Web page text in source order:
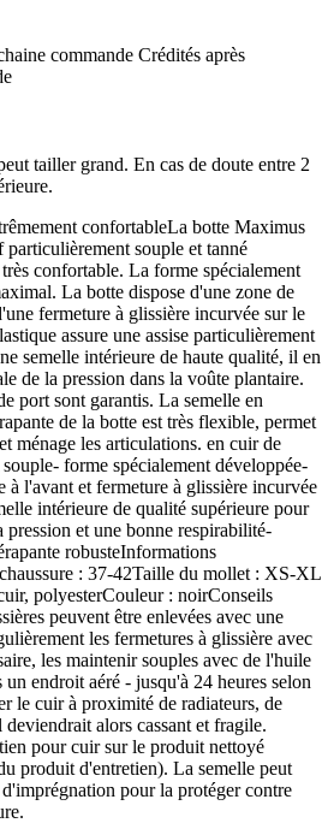
commande Crédités après
tailler grand. En cas de doute entre 2
confortableLa botte Maximus
souple et tanné
confortable. La forme spécialement
La botte dispose d'une zone de
fermeture à glissière incurvée sur le
assure une assise particulièrement
semelle intérieure de haute qualité, il en
de la pression dans la voûte plantaire.
port sont garantis. La semelle en
de la botte est très flexible, permet
ménage les articulations. en cuir de
forme spécialement développée-
à l'avant et fermeture à glissière incurvée
intérieure de qualité supérieure pour
et une bonne respirabilité-
robusteInformations
: 37-42Taille du mollet : XS-XL
polyesterCouleur : noirConseils
peuvent être enlevées avec une
les fermetures à glissière avec
les maintenir souples avec de l'huile
un endroit aéré - jusqu'à 24 heures selon
le cuir à proximité de radiateurs, de
alors cassant et fragile.
pour cuir sur le produit nettoyé
produit d'entretien). La semelle peut
pour la protéger contre